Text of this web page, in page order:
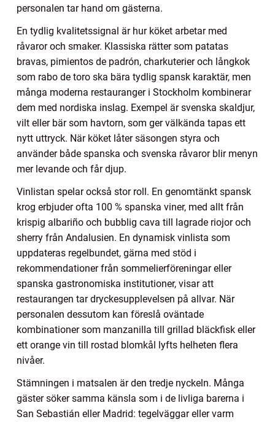
personalen tar hand om gästerna.
En tydlig kvalitetssignal är hur köket arbetar med
råvaror och smaker. Klassiska rätter som patatas
bravas, pimientos de padrón, charkuterier och långkok
som rabo de toro ska bära tydlig spansk karaktär, men
många moderna restauranger i Stockholm kombinerar
dem med nordiska inslag. Exempel är svenska skaldjur,
vilt eller bär som havtorn, som ger välkända tapas ett
nytt uttryck. När köket låter säsongen styra och
använder både spanska och svenska råvaror blir menyn
mer levande och får djup.
Vinlistan spelar också stor roll. En genomtänkt spansk
krog erbjuder ofta 100 % spanska viner, med allt från
krispig albariño och bubblig cava till lagrade riojor och
sherry från Andalusien. En dynamisk vinlista som
uppdateras regelbundet, gärna med stöd i
rekommendationer från sommelierföreningar eller
spanska gastronomiska institutioner, visar att
restaurangen tar dryckesupplevelsen på allvar. När
personalen dessutom kan föreslå oväntade
kombinationer som manzanilla till grillad bläckfisk eller
ett orange vin till rostad blomkål lyfts helheten flera
nivåer.
Stämningen i matsalen är den tredje nyckeln. Många
gäster söker samma känsla som i de livliga barerna i
San Sebastián eller Madrid: tegelväggar eller varm